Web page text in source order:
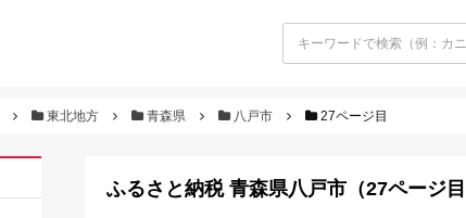
東北地方 青森県 八戸市 27ページ目
ふるさと納税 青森県八戸市（27ページ